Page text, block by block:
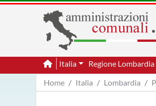
Italia Regione Lombardia
Home
Italia Lombardia